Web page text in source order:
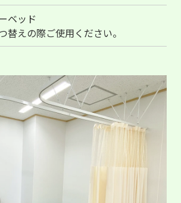
ベッド
替えの際ご使用ください。